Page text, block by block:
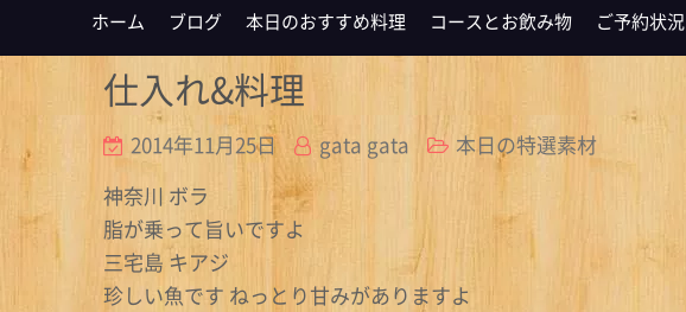
ホーム ブログ 本日のおすすめ料理 コースとお飲み物 ご予約状況
仕入れ&料理
2014年11月25日 gata gata
本日の特選素材
神奈川 ボラ
脂が乗って旨いですよ
三宅島 キアジ
珍しい魚です ねっとり甘みがありますよ